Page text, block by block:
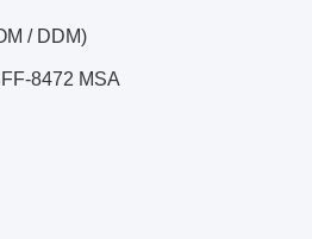
/ DDM)
8472 MSA